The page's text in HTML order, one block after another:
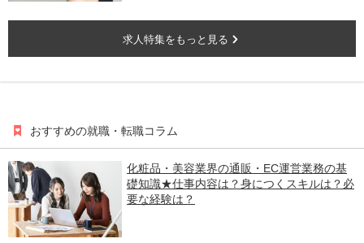
求人特集をもっと見る
おすすめの就職・転職コラム
化粧品・美容業界の通販・EC運営業務の基
礎知識★仕事内容は？身につくスキルは？必
要な経験は？